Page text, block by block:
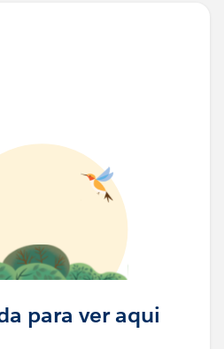
para ver aqui